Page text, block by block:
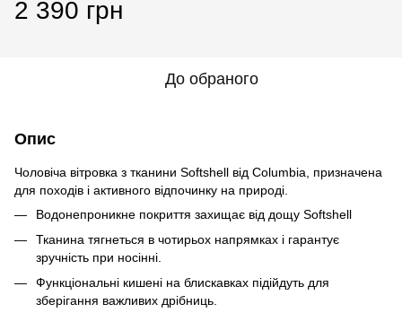
2 390 грн
До обраного
Опис
Чоловіча вітровка з тканини Softshell від Columbia, призначена
для походів і активного відпочинку на природі.
Водонепроникне покриття захищає від дощу Softshell
Тканина тягнеться в чотирьох напрямках і гарантує
зручність при носінні.
Функціональні кишені на блискавках підійдуть для
зберігання важливих дрібниць.